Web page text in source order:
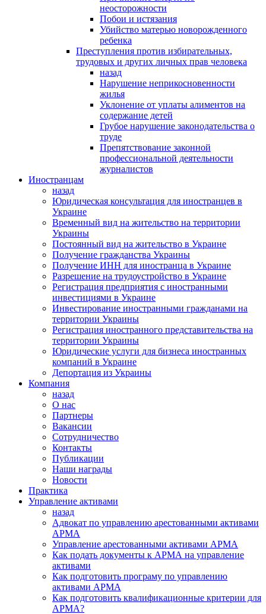
неосторожности
Побои и истязания
Убийство матерью новорожденного
ребенка
Преступления против избирательных,
трудовых и других личных прав человека
назад
Нарушение неприкосновенности
жилья
Уклонение от уплаты алиментов на
содержание детей
Грубое нарушение законодательства о
труде
Препятствование законной
профессиональной деятельности
журналистов
Иностранцам
назад
Юридическая консультация для иностранцев в
Украине
Временный вид на жительство на территории
Украины
Постоянный вид на жительство в Украине
Получение гражданства Украины
Получение ИНН для иностранца в Украине
Разрешение на трудоустройство в Украине
Регистрация предприятия с иностранными
инвестициями в Украине
Инвестирование иностранными гражданами на
территории Украины
Регистрация иностранного представительства на
территории Украины
Юридические услуги для бизнеса иностранных
компаний в Украине
Депортация из Украины
Компания
назад
О нас
Партнеры
Вакансии
Сотрудничество
Контакты
Публикации
Наши награды
Новости
Практика
Управление активами
назад
Адвокат по управлению арестованными активами
АРМА
Управление арестованными активами АРМА
Как подать документы к АРМА на управление
активами
Как подготовить програму по управлению
активами АРМА
Как подготовить квалификационные критерии для
АРМА?